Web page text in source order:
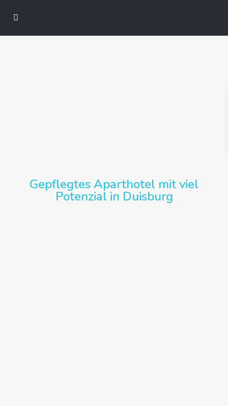
Gepflegtes Aparthotel mit viel
Potenzial in Duisburg